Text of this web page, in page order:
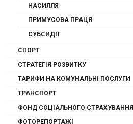
НАСИЛЛЯ
ПРИМУСОВА ПРАЦЯ
СУБСИДІЇ
СПОРТ
СТРАТЕГІЯ РОЗВИТКУ
ТАРИФИ НА КОМУНАЛЬНІ ПОСЛУГИ
ТРАНСПОРТ
ФОНД СОЦІАЛЬНОГО СТРАХУВАННЯ
ФОТОРЕПОРТАЖІ